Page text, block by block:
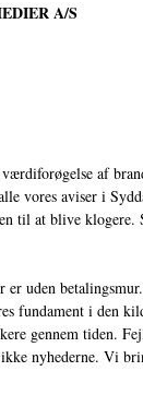
A/S
af
vores aviser i
til at blive klogere.
er uden
fundament i den
gennem tiden.
nyhederne. Vi